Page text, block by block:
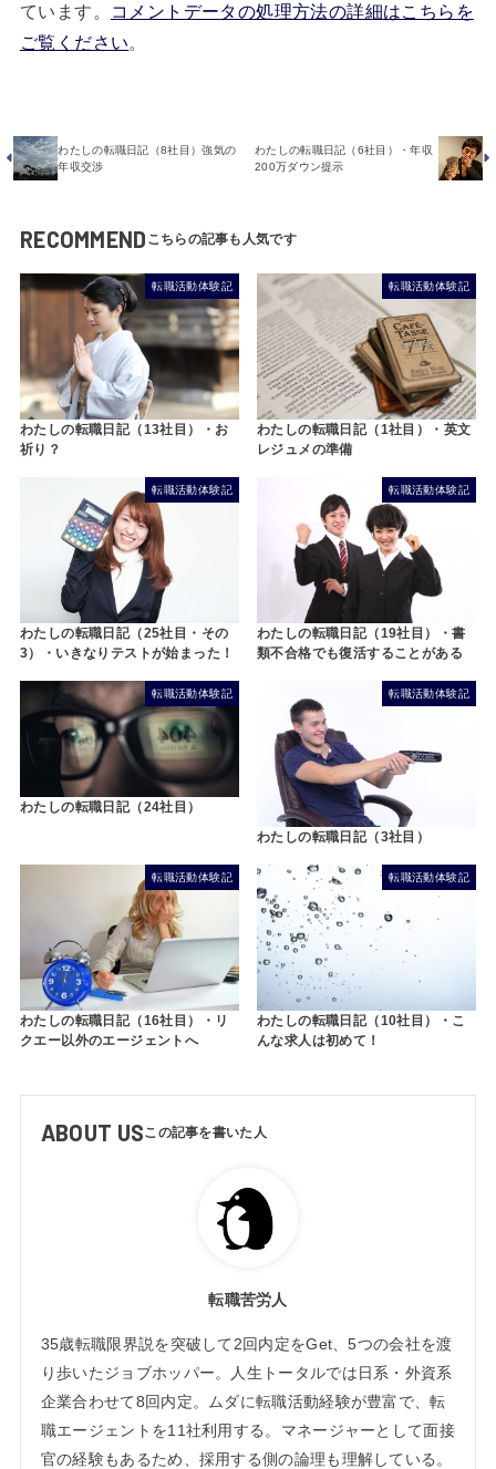
ています。
コメントデータの処理方法の詳細はこちらを
ご覧ください。
わたしの転職日記（8社目）強気の
年収交渉
わたしの転職日記（6社目）・年収
200万ダウン提示
RECOMMEND
転職活動体験記
わたしの転職日記（13社目）・お
祈り？
転職活動体験記
わたしの転職日記（1社目）・英文
レジュメの準備
転職活動体験記
わたしの転職日記（25社目・その
3）・いきなりテストが始まった！
転職活動体験記
わたしの転職日記（19社目）・書
類不合格でも復活することがある
転職活動体験記
わたしの転職日記（24社目）
転職活動体験記
わたしの転職日記（3社目）
転職活動体験記
わたしの転職日記（16社目）・リ
クエー以外のエージェントへ
転職活動体験記
わたしの転職日記（10社目）・こ
んな求人は初めて！
ABOUT US
転職苦労人
35歳転職限界説を突破して2回内定をGet、5つの会社を渡
り歩いたジョブホッパー。人生トータルでは日系・外資系
企業合わせて8回内定。ムダに転職活動経験が豊富で、転
職エージェントを11社利用する。マネージャーとして面接
官の経験もあるため、採用する側の論理も理解している。